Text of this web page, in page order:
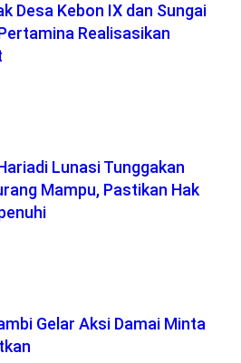
Desa Kebon IX dan Sungai
Realisasikan
Lunasi Tunggakan
Mampu, Pastikan Hak
Gelar Aksi Damai Minta